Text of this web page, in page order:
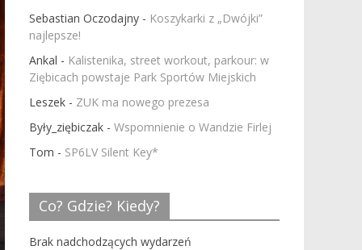
Sebastian Oczodajny - Koszykarki z „Dwójki”
najlepsze!
Ankal - Kalistenika, street workout, parkour: w
Ziębicach powstaje Park Sportów Miejskich
Leszek - ZUK ma nowego prezesa
Były_ziębiczak - Wspomnienie o Wandzie Firlej
Tom - SP6LV Silent Key*
Co? Gdzie? Kiedy?
Brak nadchodzących wydarzeń